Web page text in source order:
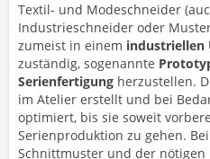
Textil- und Modeschneider
Industrieschneider oder
zumeist in einem industriellen
zuständig, sogenannte
Serienfertigung herzustellen.
im Atelier erstellt und bei
optimiert, bis sie soweit
Serienproduktion zu gehen.
Schnittmuster und der